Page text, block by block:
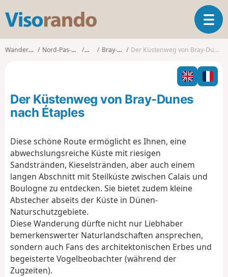
s
o
o
T
o
g
l
n
Wanderungen Nord-Pas-de-Calais Nord Bray-Dunes Der Küstenweg von Bray-Dunes nach Étaples
Der Küstenweg von Bray-Dunes
nach Étaples
Diese schöne Route ermöglicht es Ihnen, eine
abwechslungsreiche Küste mit riesigen
Sandstränden, Kieselstränden, aber auch einem
langen Abschnitt mit Steilküste zwischen Calais und
Boulogne zu entdecken. Sie bietet zudem kleine
Abstecher abseits der Küste in Dünen-
Naturschutzgebiete.
Diese Wanderung dürfte nicht nur Liebhaber
bemerkenswerter Naturlandschaften ansprechen,
sondern auch Fans des architektonischen Erbes und
begeisterte Vogelbeobachter (während der
Zugzeiten).